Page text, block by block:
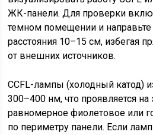
ЖК-панели. Для проверки
темном помещении и направьте
расстояния 10–15 см, избегая
от внешних источников.
CCFL-лампы (холодный катод)
300–400 нм, что проявляется
равномерное фиолетовое или
по периметру панели. Если